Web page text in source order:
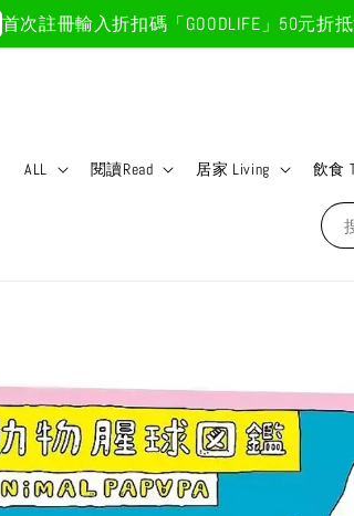
冊輸入折扣碼「GOODLIFE」50元折抵消
ALL 閱讀Read 居家 Living 飲食